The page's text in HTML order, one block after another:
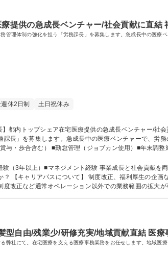
提供の急成長ベンチャー/社会貢献に直結
管理体制の強化を担う「労務課長」を募集します。急成長中の医療
休2日制 土日祝休み
長」を募集します。急成長中の医療ベンチャーで、労
（3年以上）■マネジメント経験 事業成長と社会貢献
かわら
改正など通常オペレーション以外での業務範囲の拡大
型自由/残業少/研修充実/地域貢献直結 医療
弊社にて。在宅医療を支える医療事務業務をお任せします。地域医